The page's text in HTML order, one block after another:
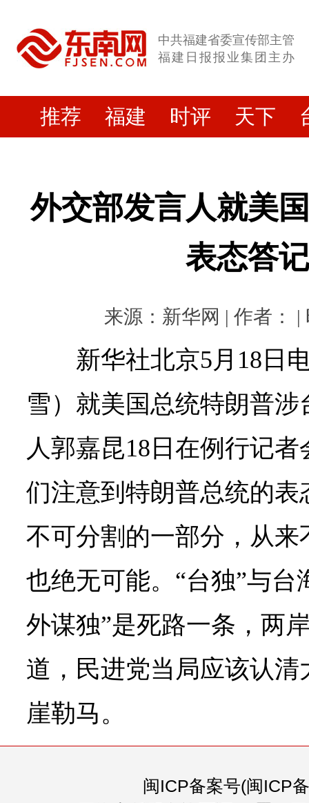
中共福建省委宣传部主管
福建日报报业集团主办
推荐 福建 时评 天下
外交部发言人就美
表态答
来源：新华网 | 作者： |
新华社北京5月18日
雪）就美国总统特朗普
人郭嘉昆18日在例行记
们注意到特朗普总统的
不可分割的一部分，从
也绝无可能。“台独”与台
外谋独”是死路一条，两
道，民进党当局应该认
崖勒马。
闽ICP备案号(闽ICP